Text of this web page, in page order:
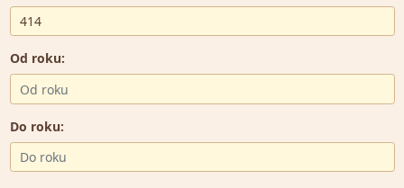
Od roku:
Do roku: